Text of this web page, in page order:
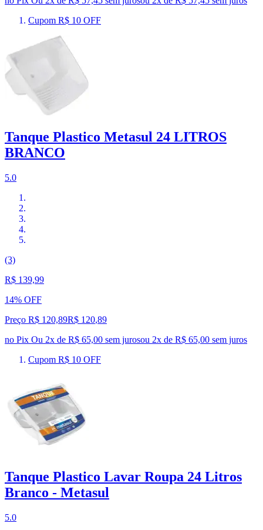
Cupom R$ 10 OFF
Tanque Plastico Metasul 24 LITROS
BRANCO
5.0
(3)
R$ 139,99
14% OFF
Preço R$ 120,89R$ 120,89
no Pix Ou 2x de R$ 65,00 sem jurosou 2x de R$ 65,00 sem juros
Cupom R$ 10 OFF
Tanque Plastico Lavar Roupa 24 Litros
Branco - Metasul
5.0